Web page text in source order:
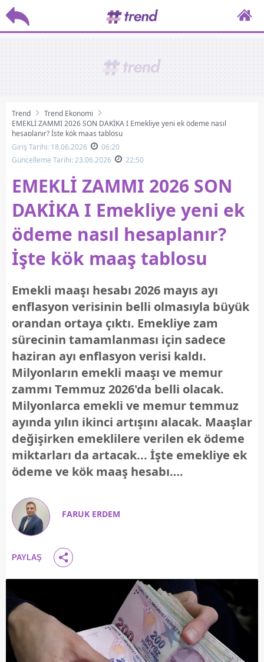
Trend
Trend Ekonomi
EMEKLİ ZAMMI 2026 SON DAKİKA I Emekliye yeni ek ödeme nasıl
hesaplanır? İşte kök maaş tablosu
Giriş Tarihi: 18.06.2026
06:20
Güncelleme Tarihi: 23.06.2026
22:50
EMEKLİ ZAMMI 2026 SON
DAKİKA I Emekliye yeni ek
ödeme nasıl hesaplanır?
İşte kök maaş tablosu
Emekli maaşı hesabı 2026 mayıs ayı
enflasyon verisinin belli olmasıyla büyük
orandan ortaya çıktı. Emekliye zam
sürecinin tamamlanması için sadece
haziran ayı enflasyon verisi kaldı.
Milyonların emekli maaşı ve memur
zammı Temmuz 2026'da belli olacak.
Milyonlarca emekli ve memur temmuz
ayında yılın ikinci artışını alacak. Maaşlar
değişirken emeklilere verilen ek ödeme
miktarları da artacak... İşte emekliye ek
ödeme ve kök maaş hesabı….
FARUK ERDEM
PAYLAŞ